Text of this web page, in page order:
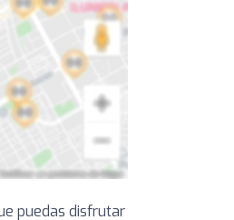
puedas disfrutar